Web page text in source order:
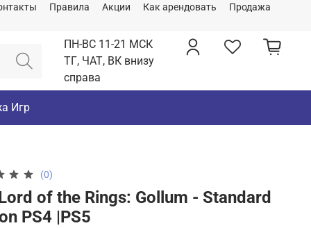
Правила Акции Как арендовать Продажа
ПН-ВС 11-21 МСК
ТГ, ЧАТ, ВК внизу
справа
Игр
(0)
of the Rings: Gollum - Standard
PS4 |PS5